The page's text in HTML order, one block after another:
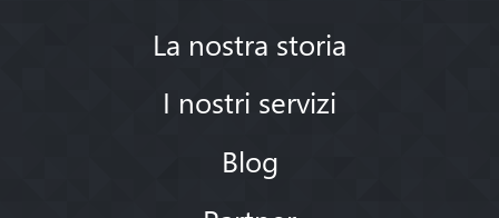
La nostra storia
I nostri servizi
Blog